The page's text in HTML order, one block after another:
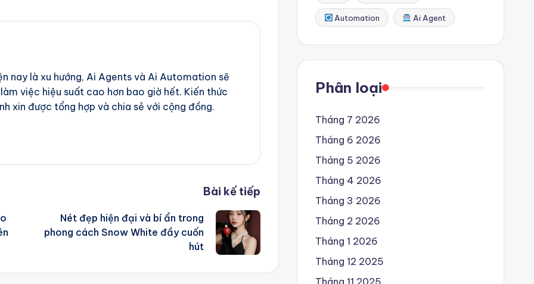
nay là xu hướng, Ai Agents và Ai Automation sẽ
việc hiệu suất cao hơn bao giờ hết. Kiến thức
xin được tổng hợp và chia sẻ với cộng đồng.
Bài kế tiếp
Nét đẹp hiện đại và bí ẩn trong
phong cách Snow White đầy cuốn
hút
Automation Ai Agent
Phân loại
Tháng 7 2026
Tháng 6 2026
Tháng 5 2026
Tháng 4 2026
Tháng 3 2026
Tháng 2 2026
Tháng 1 2026
Tháng 12 2025